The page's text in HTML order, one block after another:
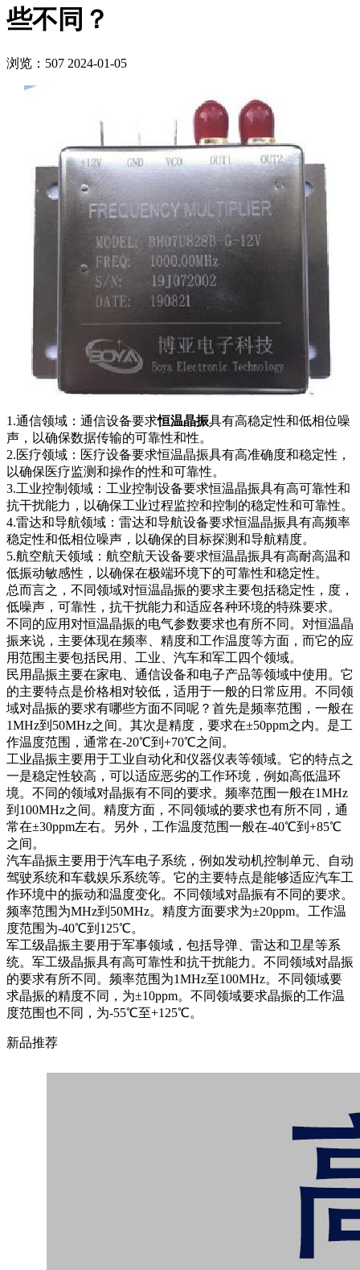
些不同？
浏览：507 2024-01-05
1.通信领域：通信设备要求恒温晶振具有高稳定性和低相位噪
声，以确保数据传输的可靠性和性。
2.医疗领域：医疗设备要求恒温晶振具有高准确度和稳定性，
以确保医疗监测和操作的性和可靠性。
3.工业控制领域：工业控制设备要求恒温晶振具有高可靠性和
抗干扰能力，以确保工业过程监控和控制的稳定性和可靠性。
4.雷达和导航领域：雷达和导航设备要求恒温晶振具有高频率
稳定性和低相位噪声，以确保的目标探测和导航精度。
5.航空航天领域：航空航天设备要求恒温晶振具有高耐高温和
低振动敏感性，以确保在极端环境下的可靠性和稳定性。
总而言之，不同领域对恒温晶振的要求主要包括稳定性，度，
低噪声，可靠性，抗干扰能力和适应各种环境的特殊要求。
不同的应用对恒温晶振的电气参数要求也有所不同。对恒温晶
振来说，主要体现在频率、精度和工作温度等方面，而它的应
用范围主要包括民用、工业、汽车和军工四个领域。
民用晶振主要在家电、通信设备和电子产品等领域中使用。它
的主要特点是价格相对较低，适用于一般的日常应用。不同领
域对晶振的要求有哪些方面不同呢？首先是频率范围，一般在
1MHz到50MHz之间。其次是精度，要求在±50ppm之内。是工
作温度范围，通常在-20℃到+70℃之间。
工业晶振主要用于工业自动化和仪器仪表等领域。它的特点之
一是稳定性较高，可以适应恶劣的工作环境，例如高低温环
境。不同的领域对晶振有不同的要求。频率范围一般在1MHz
到100MHz之间。精度方面，不同领域的要求也有所不同，通
常在±30ppm左右。另外，工作温度范围一般在-40℃到+85℃
之间。
汽车晶振主要用于汽车电子系统，例如发动机控制单元、自动
驾驶系统和车载娱乐系统等。它的主要特点是能够适应汽车工
作环境中的振动和温度变化。不同领域对晶振有不同的要求。
频率范围为MHz到50MHz。精度方面要求为±20ppm。工作温
度范围为-40℃到125℃。
军工级晶振主要用于军事领域，包括导弹、雷达和卫星等系
统。军工级晶振具有高可靠性和抗干扰能力。不同领域对晶振
的要求有所不同。频率范围为1MHz至100MHz。不同领域要
求晶振的精度不同，为±10ppm。不同领域要求晶振的工作温
度范围也不同，为-55℃至+125℃。
新品推荐